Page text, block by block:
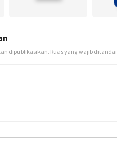
dipublikasikan. Ruas yang wajib ditandai